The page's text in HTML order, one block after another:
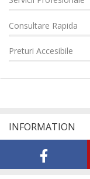
Consultare Rapida
Preturi Accesibile
INFORMATION